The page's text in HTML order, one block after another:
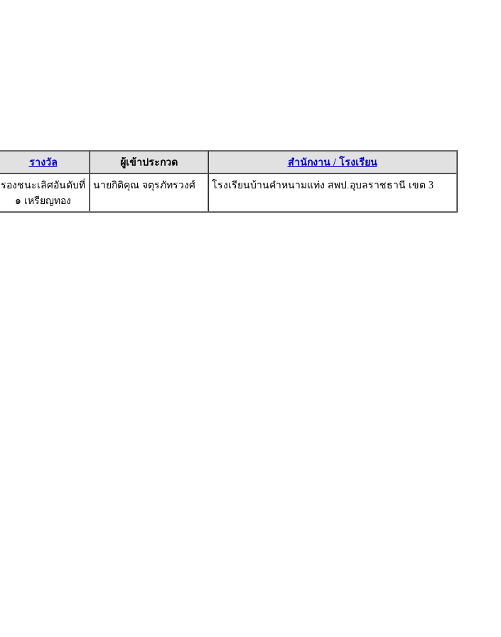
รางวัล ผู้เข้าประกวด
สำนักงาน / โรงเรียน
รองชนะเลิศอันดับที่
๑ เหรียญทอง
นายกิติคุณ จตุรภัทรวงศ์ โรงเรียนบ้านคำหนามแท่ง สพป.อุบลราชธานี เขต 3